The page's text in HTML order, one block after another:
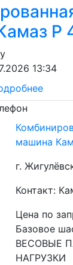
Р
13:34
машина
г.
Контакт:
Цена по
Базовое
ВЕСОВЫЕ
НАГРУЗКИ